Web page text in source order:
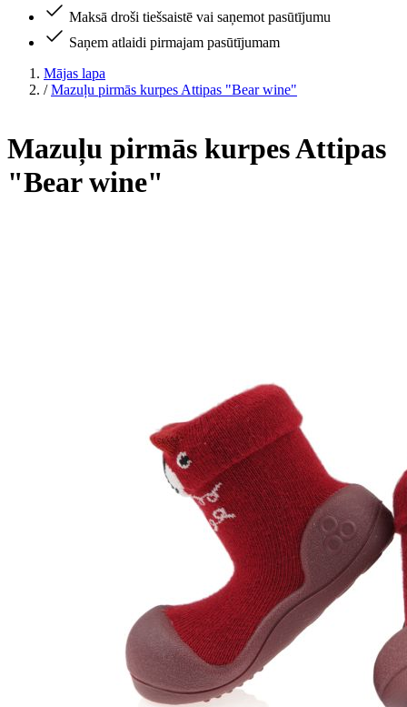
Maksā droši tiešsaistē vai saņemot pasūtījumu
Saņem atlaidi pirmajam pasūtījumam
Mājas lapa
/ Mazuļu pirmās kurpes Attipas "Bear wine"
Mazuļu pirmās kurpes Attipas
"Bear wine"